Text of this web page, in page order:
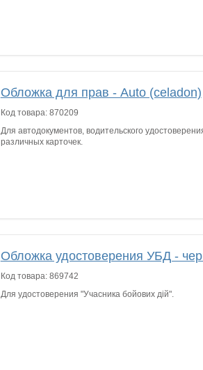
Обложка для прав - Auto (celadon)
Код товара: 870209
Для автодокументов, водительского
различных карточек.
Обложка удостоверения УБД -
Код товара: 869742
Для удостоверения "Учасника бойових дій".